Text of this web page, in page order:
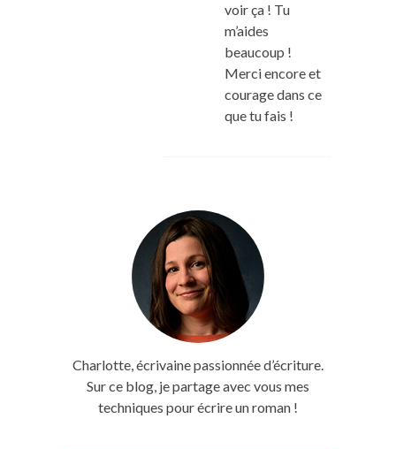
voir ça ! Tu
m’aides
beaucoup !
Merci encore et
courage dans ce
que tu fais !
Charlotte, écrivaine passionnée d’écriture.
Sur ce blog, je partage avec vous mes
techniques pour écrire un roman !